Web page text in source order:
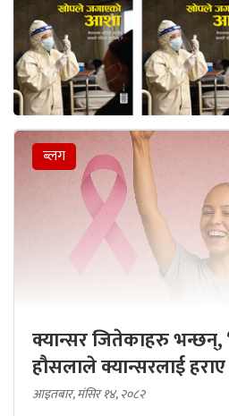
ब्लग
क्यान्सर जितेकाहरु भन्छन्,
हौसलाले क्यान्सरलाई
आइतबार, मंसिर १४, २०८२